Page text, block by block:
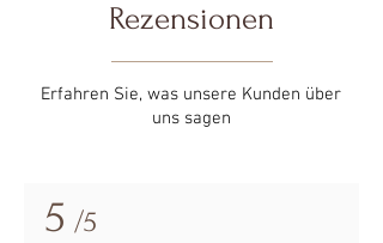
Rezensionen
Erfahren Sie, was unsere Kunden über
uns sagen
5 /5